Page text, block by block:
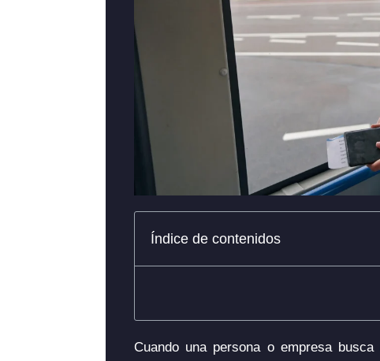
Índice de contenidos
Cuando una persona o empresa busca